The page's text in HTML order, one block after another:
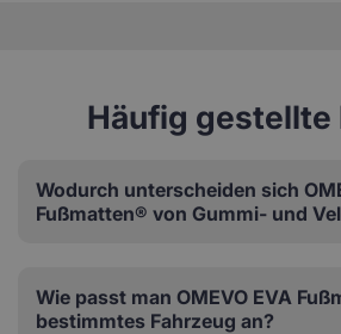
Häufig gestellte
Wodurch unterscheiden sich
Fußmatten® von Gummi- und
Wie passt man OMEVO EVA
bestimmtes Fahrzeug an?